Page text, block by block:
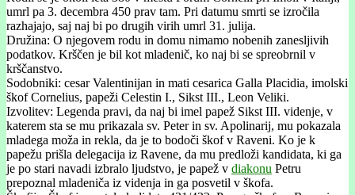
umrl pa 3. decembra 450 prav tam. Pri datumu smrti se izročila
razhajajo, saj naj bi po drugih virih umrl 31. julija.
Družina: O njegovem rodu in domu nimamo nobenih zanesljivih
podatkov. Krščen je bil kot mladenič, ko naj bi se spreobrnil v
krščanstvo.
Sodobniki: cesar Valentinijan in mati cesarica Galla Placidia, imolski
škof Cornelius, papeži Celestin I., Sikst III., Leon Veliki.
Izvolitev: Legenda pravi, da naj bi imel papež Sikst III. videnje, v
katerem sta se mu prikazala sv. Peter in sv. Apolinarij, mu pokazala
mladega moža in rekla, da je to bodoči škof v Raveni. Ko je k
papežu prišla delegacija iz Ravene, da mu predloži kandidata, ki ga
je po stari navadi izbralo ljudstvo, je papež v diakonu Petru
prepoznal mladeniča iz videnja in ga posvetil v škofa.